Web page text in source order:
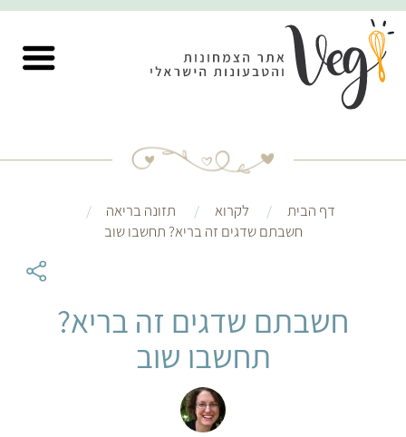
דף הבית לקרוא
תזונה בריאה
חשבתם שדגים זה בריא? תחשבו שוב
חשבתם שדגים זה בריא?
תחשבו שוב